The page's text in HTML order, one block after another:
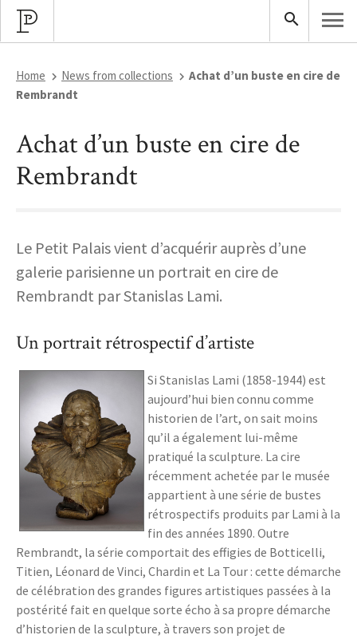
Home News from collections
Achat d’un buste en cire de
Rembrandt
Achat d’un buste en cire de
Rembrandt
Le Petit Palais vient d’acquérir auprès d’une
galerie parisienne un portrait en cire de
Rembrandt par Stanislas Lami.
Un portrait rétrospectif d’artiste
Si Stanislas Lami (1858-1944) est
aujourd’hui bien connu comme
historien de l’art, on sait moins
qu’il a également lui-même
pratiqué la sculpture. La cire
récemment achetée par le musée
appartient à une série de bustes
rétrospectifs produits par Lami à la
fin des années 1890. Outre
Rembrandt, la série comportait des effigies de Botticelli,
Titien, Léonard de Vinci, Chardin et La Tour : cette démarche
de célébration des grandes figures artistiques passées à la
postérité fait en quelque sorte écho à sa propre démarche
d’historien de la sculpture, à travers son projet de